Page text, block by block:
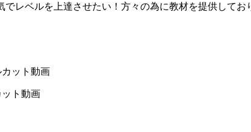
レベルを上達させたい！方々の為に教材を提供してお
ット動画
ト動画